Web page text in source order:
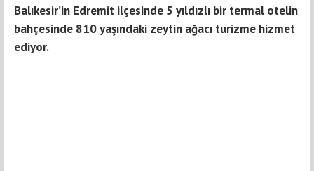
Balıkesir’in Edremit ilçesinde 5 yıldızlı bir termal otelin
bahçesinde 810 yaşındaki zeytin ağacı turizme hizmet
ediyor.